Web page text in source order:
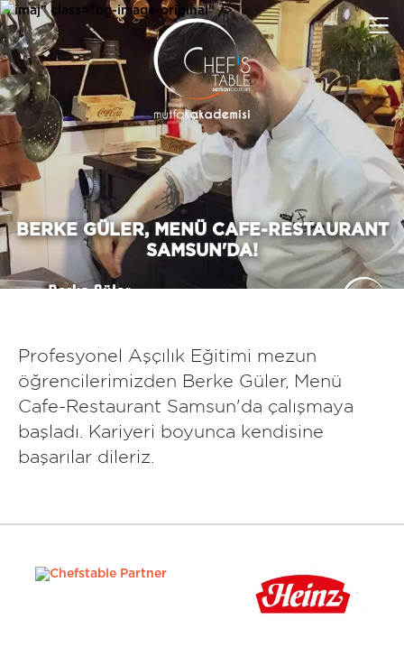
imaj" class="bg-image-original" />
BERKE GÜLER, MENÜ CAFE-RESTAURANT
SAMSUN'DA!
Profesyonel Aşçılık Eğitimi mezun
öğrencilerimizden Berke Güler, Menü
Cafe-Restaurant Samsun'da çalışmaya
başladı. Kariyeri boyunca kendisine
başarılar dileriz.